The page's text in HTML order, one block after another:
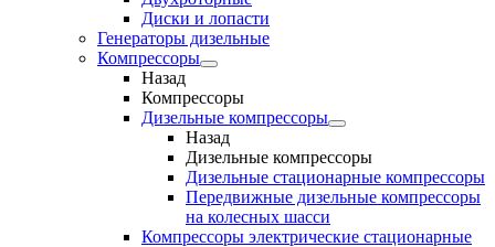
Диски и лопасти
Генераторы дизельные
Компрессоры
Назад
Компрессоры
Дизельные компрессоры
Назад
Дизельные компрессоры
Дизельные стационарные компрессоры
Передвижные дизельные компрессоры
на колесных шасси
Компрессоры электрические стационарные